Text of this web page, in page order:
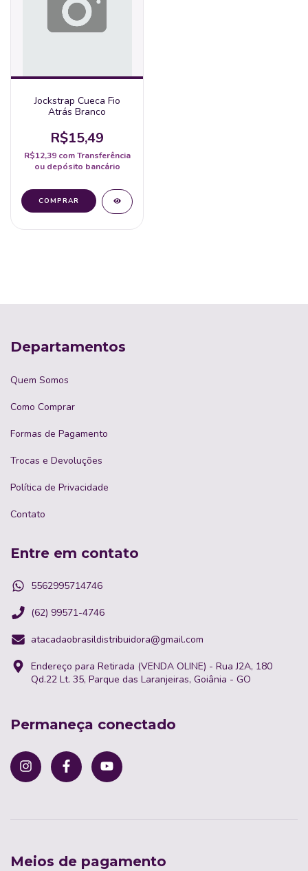
Jockstrap Cueca Fio
Atrás Branco
R$15,49
R$12,39 com Transferência
ou depósito bancário
Departamentos
Quem Somos
Como Comprar
Formas de Pagamento
Trocas e Devoluções
Política de Privacidade
Contato
Entre em contato
5562995714746
(62) 99571-4746
atacadaobrasildistribuidora@gmail.com
Endereço para Retirada (VENDA OLINE) - Rua J2A, 180
Qd.22 Lt. 35, Parque das Laranjeiras, Goiânia - GO
Permaneça conectado
Meios de pagamento